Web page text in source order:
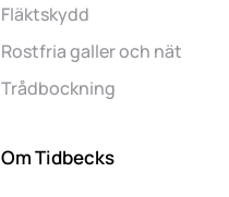
Fläktskydd
Rostfria galler och nät
Trådbockning
Om Tidbecks